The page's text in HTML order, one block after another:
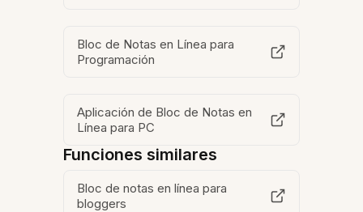
Bloc de Notas en Línea para
Programación
Aplicación de Bloc de Notas en
Línea para PC
Funciones similares
Bloc de notas en línea para
bloggers